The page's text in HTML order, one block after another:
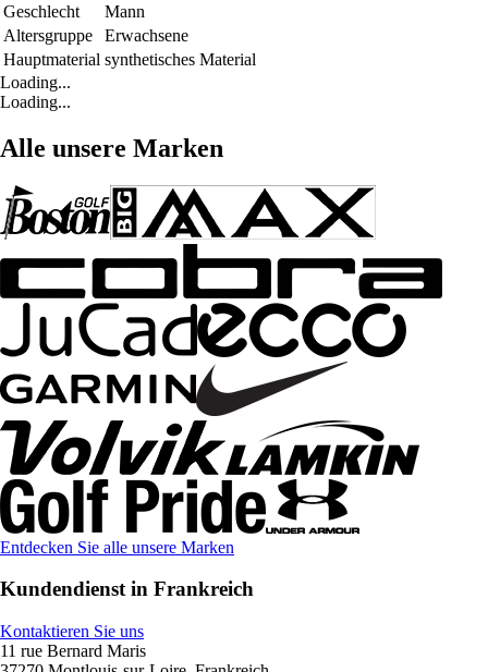
Geschlecht
Mann
Altersgruppe
Erwachsene
Hauptmaterial synthetisches Material
Loading...
Loading...
Alle unsere Marken
Entdecken Sie alle unsere Marken
Kundendienst in Frankreich
Kontaktieren Sie uns
11 rue Bernard Maris